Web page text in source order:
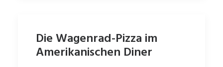
Die Wagenrad-Pizza im
Amerikanischen Diner